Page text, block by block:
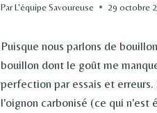
ParL'équipe Savoureuse 29 octobre
Puisque nous parlons de
bouillon dont le goût me
perfection par essais et erreurs.
l'oignon carbonisé (ce qui n'est